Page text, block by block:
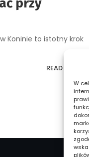
W
Koninie to istotny krok
READ MORE